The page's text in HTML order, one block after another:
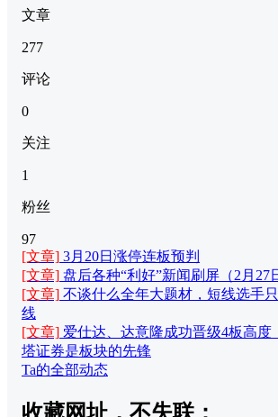
文章
277
评论
0
关注
1
粉丝
97
[文章] 3月20日涨停连板预判
[文章] 盘后各种“利好”新闻刷屏（2月27
[文章] 不谈什么全年大题材，短线选手
线
[文章] 爱仕达、达意隆成功晋级4板高度
塔证券是板块的先锋
Ta的全部动态